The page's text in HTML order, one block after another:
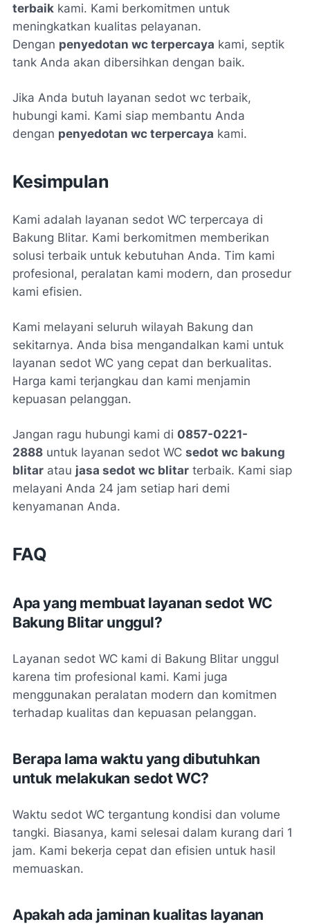
terbaik kami. Kami berkomitmen untuk
meningkatkan kualitas pelayanan.
Dengan penyedotan wc terpercaya kami, septik
tank Anda akan dibersihkan dengan baik.
Jika Anda butuh layanan sedot wc terbaik,
hubungi kami. Kami siap membantu Anda
dengan penyedotan wc terpercaya kami.
Kesimpulan
Kami adalah layanan sedot WC terpercaya di
Bakung Blitar. Kami berkomitmen memberikan
solusi terbaik untuk kebutuhan Anda. Tim kami
profesional, peralatan kami modern, dan prosedur
kami efisien.
Kami melayani seluruh wilayah Bakung dan
sekitarnya. Anda bisa mengandalkan kami untuk
layanan sedot WC yang cepat dan berkualitas.
Harga kami terjangkau dan kami menjamin
kepuasan pelanggan.
Jangan ragu hubungi kami di 0857-0221-
2888 untuk layanan sedot WC sedot wc bakung
blitar atau jasa sedot wc blitar terbaik. Kami siap
melayani Anda 24 jam setiap hari demi
kenyamanan Anda.
FAQ
Apa yang membuat layanan sedot WC
Bakung Blitar unggul?
Layanan sedot WC kami di Bakung Blitar unggul
karena tim profesional kami. Kami juga
menggunakan peralatan modern dan komitmen
terhadap kualitas dan kepuasan pelanggan.
Berapa lama waktu yang dibutuhkan
untuk melakukan sedot WC?
Waktu sedot WC tergantung kondisi dan volume
tangki. Biasanya, kami selesai dalam kurang dari 1
jam. Kami bekerja cepat dan efisien untuk hasil
memuaskan.
Apakah ada jaminan kualitas layanan